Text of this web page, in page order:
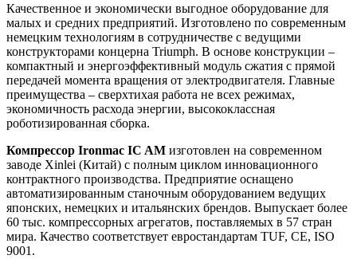
Качественное и экономически выгодное оборудование для
малых и средних предприятий. Изготовлено по современным
немецким технологиям в сотрудничестве с ведущими
конструкторами концерна Triumph. В основе конструкции –
компактный и энергоэффективный модуль сжатия с прямой
передачей момента вращения от электродвигателя. Главные
преимущества – сверхтихая работа не всех режимах,
экономичность расхода энергии, высококлассная
роботизированная сборка.
Компрессор Ironmac IC AM изготовлен на современном
заводе Xinlei (Китай) с полным циклом инновационного
контрактного производства. Предприятие оснащено
автоматизированным станочным оборудованием ведущих
японских, немецких и итальянских брендов. Выпускает более
60 тыс. компрессорных агрегатов, поставляемых в 57 стран
мира. Качество соответствует евростандартам TUF, CE, ISO
9001.